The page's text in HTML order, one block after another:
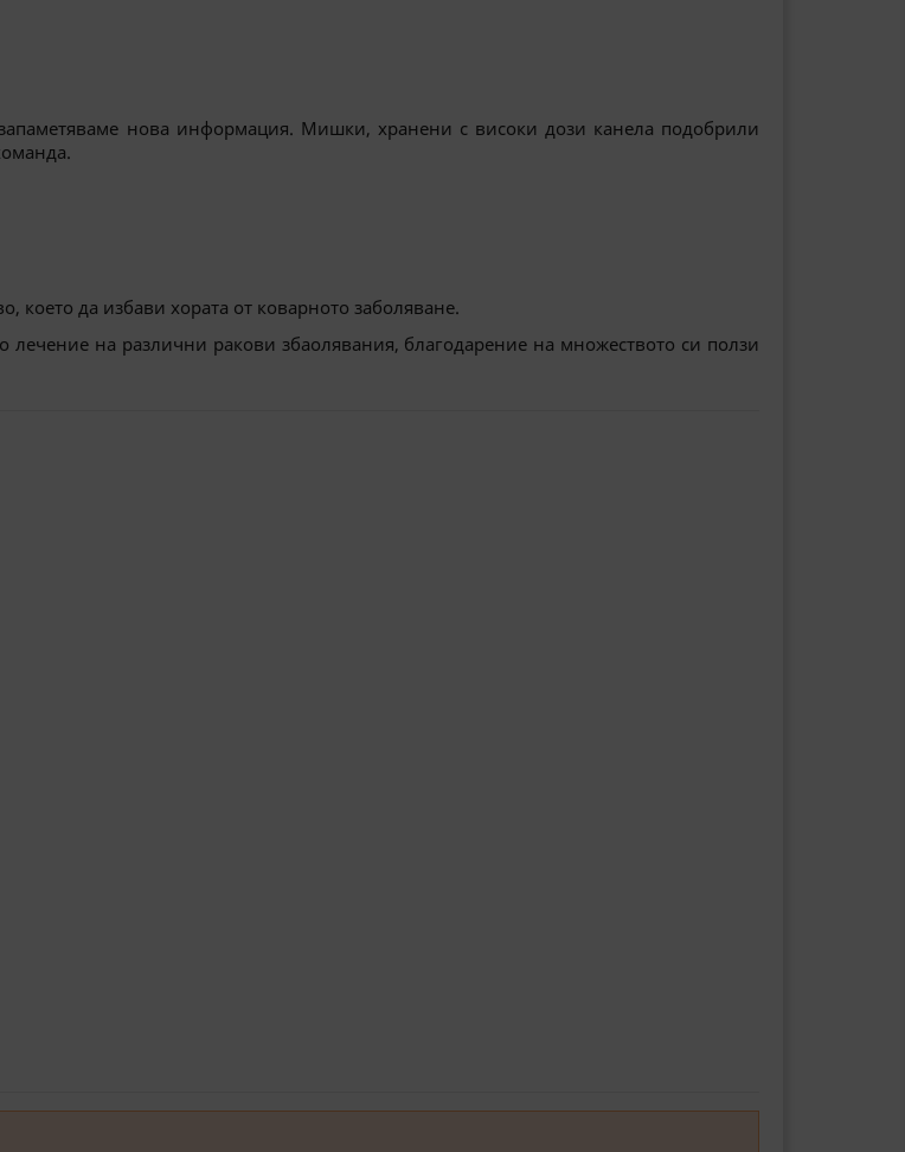
нова информация. Мишки, хранени с високи дози канела подобрили
което да избави хората от коварното заболяване.
на различни ракови збаолявания, благодарение на множеството си ползи